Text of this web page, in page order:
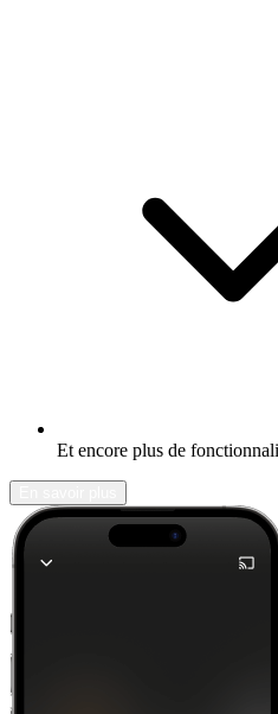
Et encore plus de